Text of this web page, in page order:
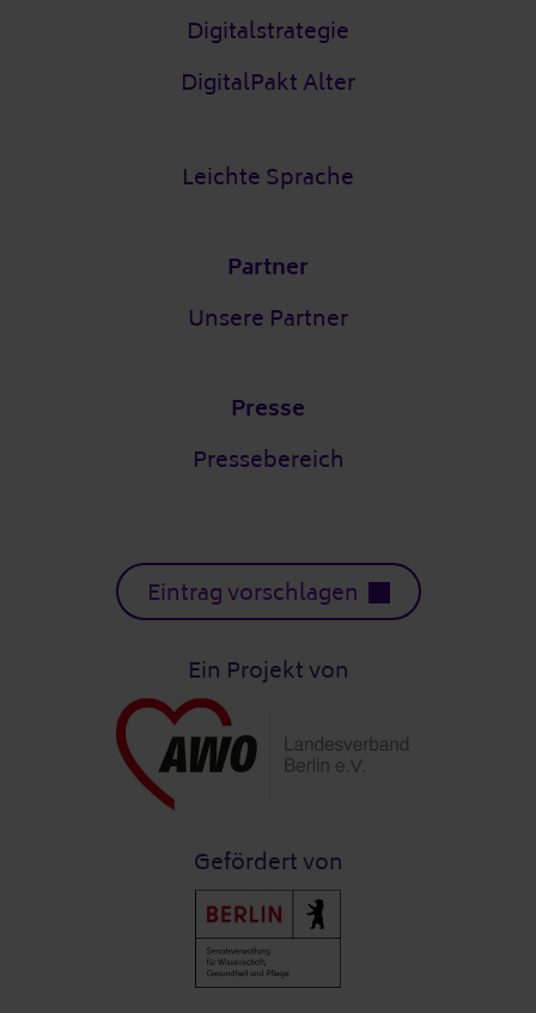
Digitalstrategie
DigitalPakt Alter
Leichte Sprache
Partner
Unsere Partner
Presse
Pressebereich
Eintrag vorschlagen
Ein Projekt von
Gefördert von